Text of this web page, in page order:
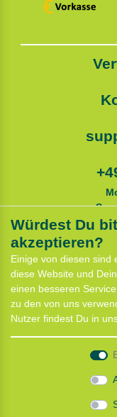
Würdest Du
akzeptieren?
Einige von diesen sind
diese Website und
einen besseren
zu den von uns
Nutzer findest Du in